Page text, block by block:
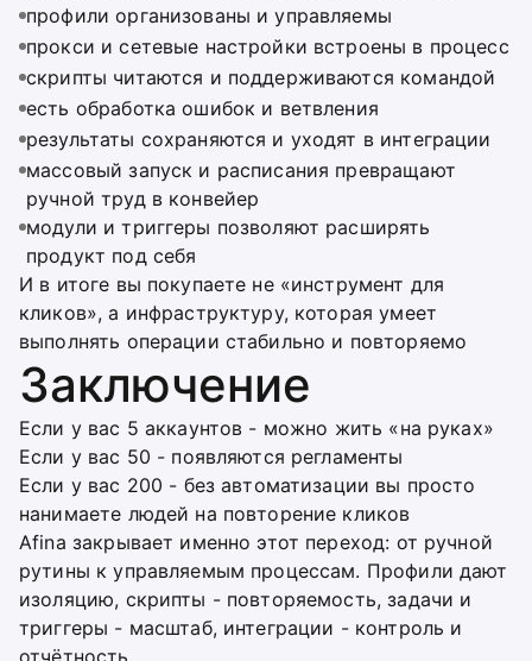
профили организованы и управляемы
прокси и сетевые настройки встроены в процесс
скрипты читаются и поддерживаются командой
есть обработка ошибок и ветвления
результаты сохраняются и уходят в интеграции
массовый запуск и расписания превращают
ручной труд в конвейер
модули и триггеры позволяют расширять
продукт под себя
И в итоге вы покупаете не «инструмент для
кликов», а инфраструктуру, которая умеет
выполнять операции стабильно и повторяемо
Заключение
Если у вас 5 аккаунтов - можно жить «на руках»
Если у вас 50 - появляются регламенты
Если у вас 200 - без автоматизации вы просто
нанимаете людей на повторение кликов
Afina закрывает именно этот переход: от ручной
рутины к управляемым процессам. Профили дают
изоляцию, скрипты - повторяемость, задачи и
триггеры - масштаб, интеграции - контроль и
отчётность